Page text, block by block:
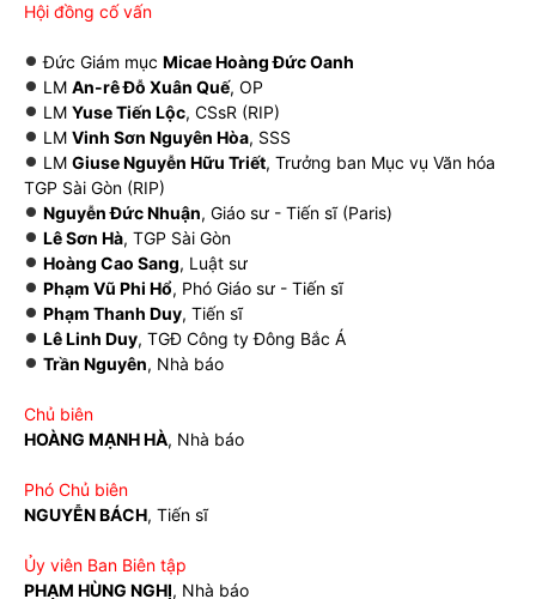
Hội đồng cố vấn
Đức Giám mục Micae Hoàng Đức Oanh
LM An-rê Đỗ Xuân Quế, OP
LM Yuse Tiến Lộc, CSsR (RIP)
LM Vinh Sơn Nguyên Hòa, SSS
LM Giuse Nguyễn Hữu Triết, Trưởng ban Mục vụ Văn hóa
TGP Sài Gòn (RIP)
Nguyễn Đức Nhuận, Giáo sư - Tiến sĩ (Paris)
Lê Sơn Hà, TGP Sài Gòn
Hoàng Cao Sang, Luật sư
Phạm Vũ Phi Hổ, Phó Giáo sư - Tiến sĩ
Phạm Thanh Duy, Tiến sĩ
Lê Linh Duy, TGĐ Công ty Đông Bắc Á
Trần Nguyên, Nhà báo
Chủ biên
HOÀNG MẠNH HÀ, Nhà báo
Phó Chủ biên
NGUYỄN BÁCH, Tiến sĩ
Ủy viên Ban Biên tập
PHẠM HÙNG NGHỊ, Nhà báo